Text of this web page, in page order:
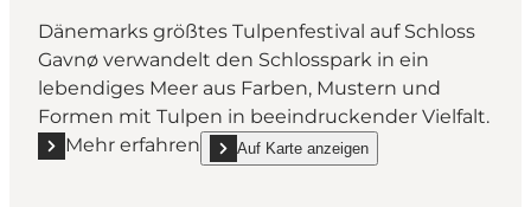
Dänemarks größtes Tulpenfestival auf Schloss
Gavnø verwandelt den Schlosspark in ein
lebendiges Meer aus Farben, Mustern und
Formen mit Tulpen in beeindruckender Vielfalt.
Mehr erfahren
Mehr erfahren "Dänemarks größte Tulpenfest auf
Auf Karte anzeigen
show Dänemarks größte Tulpenfest auf